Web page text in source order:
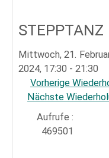
Mittwoch, 21.
2024, 17:30 - 21:30
Vorherige
Nächste
Aufrufe :
469501